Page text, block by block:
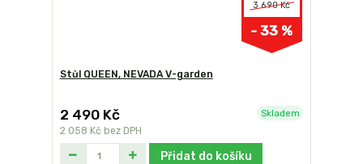
3 690 Kč
- 33 %
Stůl QUEEN, NEVADA V-garden
2 490 Kč
2 058 Kč bez DPH
Skladem
Přidat do košíku